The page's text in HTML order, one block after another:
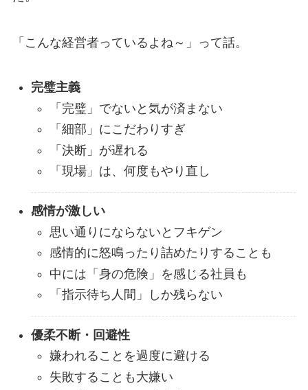
「こんな経営者っているよね～」って話。
完璧主義
「完璧」でないと気が済まない
「細部」にこだわりすぎ
「決断」が遅れる
「現場」は、何度もやり直し
感情が激しい
思い通りにならないとフキゲン
感情的に怒鳴ったり詰めたりすることも
中には「身の危険」を感じる社員も
「指示待ち人間」しか残らない
優柔不断・回避性
嫌われることを過度に避ける
失敗することも大嫌い